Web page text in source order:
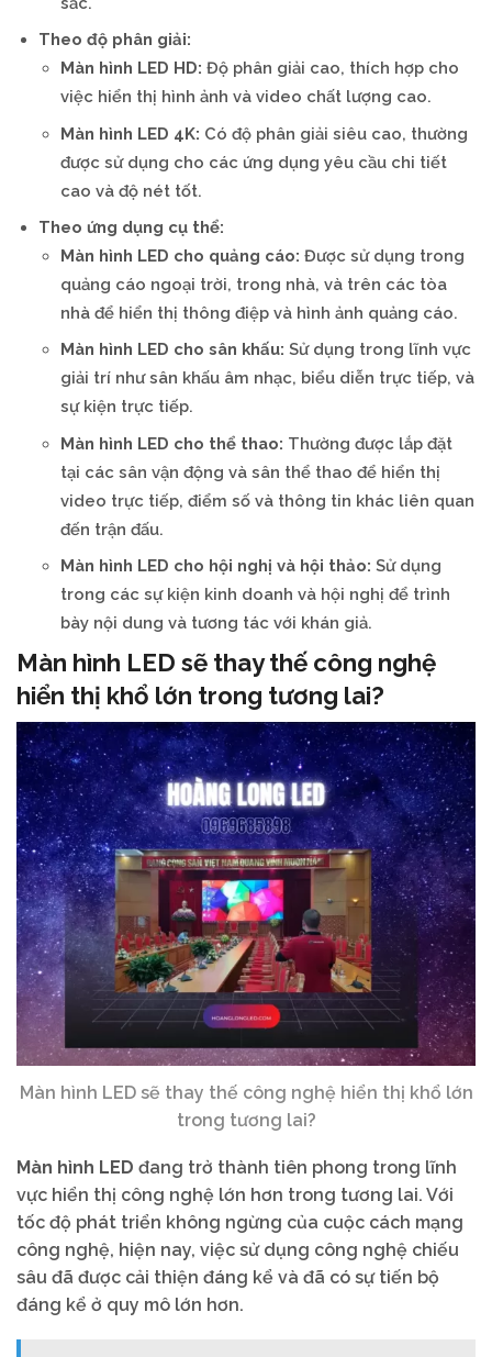
Theo độ phân giải:
Màn hình LED HD: Độ phân giải cao, thích hợp cho
việc hiển thị hình ảnh và video chất lượng cao.
Màn hình LED 4K: Có độ phân giải siêu cao, thường
được sử dụng cho các ứng dụng yêu cầu chi tiết
cao và độ nét tốt.
Theo ứng dụng cụ thể:
Màn hình LED cho quảng cáo: Được sử dụng trong
quảng cáo ngoại trời, trong nhà, và trên các tòa
nhà để hiển thị thông điệp và hình ảnh quảng cáo.
Màn hình LED cho sân khấu: Sử dụng trong lĩnh vực
giải trí như sân khấu âm nhạc, biểu diễn trực tiếp, và
sự kiện trực tiếp.
Màn hình LED cho thể thao: Thường được lắp đặt
tại các sân vận động và sân thể thao để hiển thị
video trực tiếp, điểm số và thông tin khác liên quan
đến trận đấu.
Màn hình LED cho hội nghị và hội thảo: Sử dụng
trong các sự kiện kinh doanh và hội nghị để trình
bày nội dung và tương tác với khán giả.
Màn hình LED sẽ thay thế công nghệ
hiển thị khổ lớn trong tương lai?
Màn hình LED sẽ thay thế công nghệ hiển thị khổ lớn
trong tương lai?
Màn hình LED đang trở thành tiên phong trong lĩnh
vực hiển thị công nghệ lớn hơn trong tương lai. Với
tốc độ phát triển không ngừng của cuộc cách mạng
công nghệ, hiện nay, việc sử dụng công nghệ chiếu
sâu đã được cải thiện đáng kể và đã có sự tiến bộ
đáng kể ở quy mô lớn hơn.